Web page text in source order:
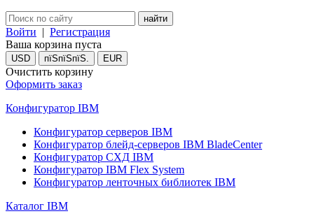
Войти | Регистрация
Ваша корзина пуста
USD пїЅпїЅпїЅ. EUR
Очистить корзину
Оформить заказ
Конфигуратор IBM
Конфигуратор серверов IBM
Конфигуратор блейд-серверов IBM BladeCenter
Конфигуратор СХД IBM
Конфигуратор IBM Flex System
Конфигуратор ленточных библиотек IBM
Каталог IBM